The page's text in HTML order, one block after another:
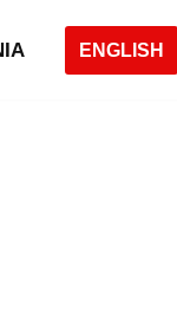
ENGLISH